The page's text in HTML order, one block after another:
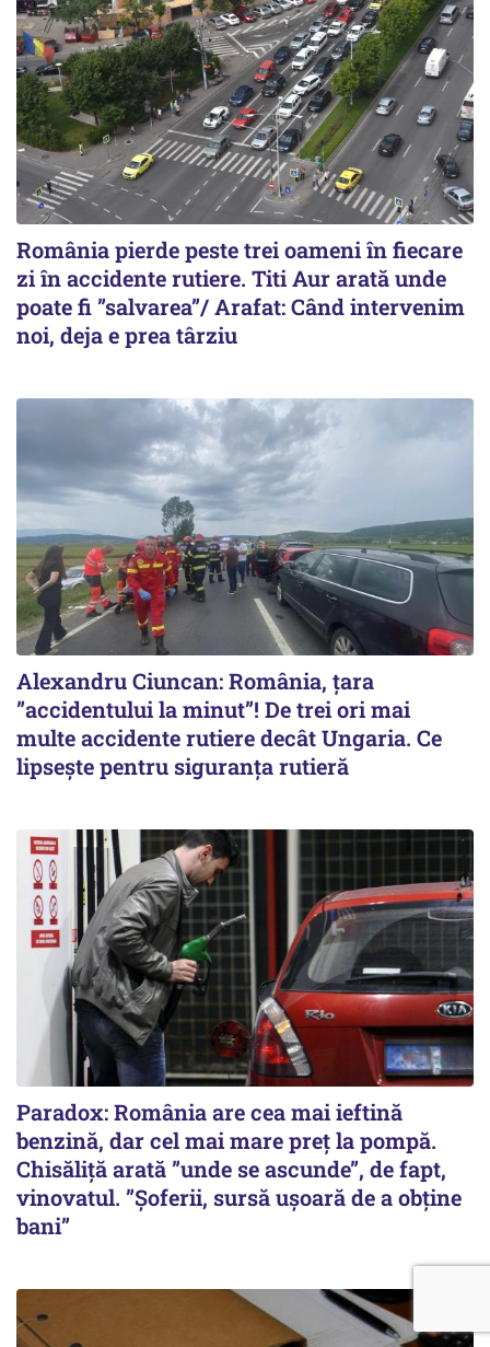
România pierde peste trei oameni în fiecare
zi în accidente rutiere. Titi Aur arată unde
poate fi ”salvarea”/ Arafat: Când intervenim
noi, deja e prea târziu
Alexandru Ciuncan: România, țara
”accidentului la minut”! De trei ori mai
multe accidente rutiere decât Ungaria. Ce
lipsește pentru siguranța rutieră
Paradox: România are cea mai ieftină
benzină, dar cel mai mare preț la pompă.
Chisăliță arată ”unde se ascunde”, de fapt,
vinovatul. ”Șoferii, sursă ușoară de a obține
bani”